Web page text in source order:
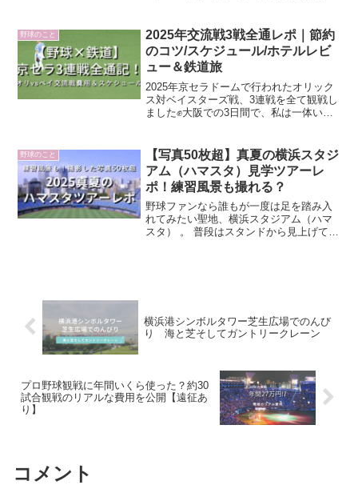
ポイントをフル活用して交通費を極限ま
で抑え、その分を...
野球のこと
2025年交流戦3戦全通レポ｜節約
のコツ/スケジュール/ホテルレビ
ュー＆鉄道旅
2025年京セラドームで行われたオリック
ス対ベイスターズ戦、3連戦を全て観戦し
ました✊大阪での3日間で、私は一体いく
レビュー意外と知られていない「有料練
習見学」のリアル...
野球のこと
【写真50枚超】真夏の横浜スタジ
アム（ハマスタ）見学ツアーレ
ポ！練習風景も撮れる？
野球ファンなら誰もが一度は足を踏み入
れてみたい聖地、横浜スタジアム（ハマ
スタ） 。 普段はスタンドから見上げてい
横浜港シンボルタワー芝生広場でのんび
り 海と芝そしてガントリークレーン
プロ野球観戦に年間いくら使った？約30
試合観戦のリアルな費用を公開【遠征あ
り】
コメント